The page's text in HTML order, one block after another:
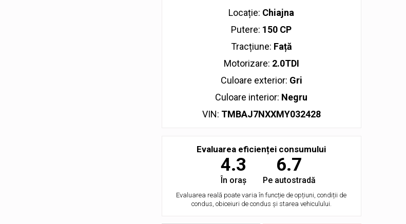
Locație: Chiajna
Putere: 150 CP
Tracțiune: Față
Motorizare: 2.0TDI
Culoare exterior: Gri
Culoare interior: Negru
VIN: TMBAJ7NXXMY032428
Evaluarea eficienței consumului
4.3
În oraș
6.7
Pe autostradă
Evaluarea reală poate varia în funcție de opțiuni, condiții de
condus, obiceiuri de condus și starea vehiculului.